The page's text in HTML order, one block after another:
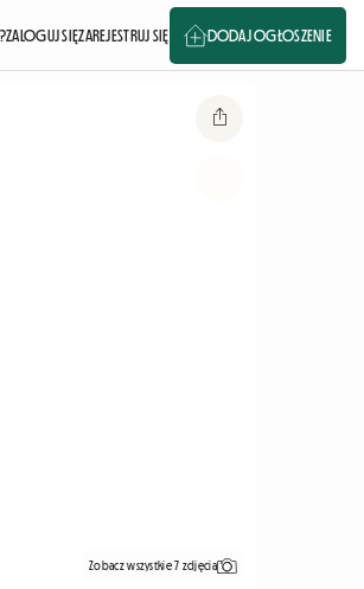
ZALOGUJ SIĘZAREJESTRUJ SIĘ DODAJ OGŁOSZENIE
Zobacz wszystkie 7 zdjęcia